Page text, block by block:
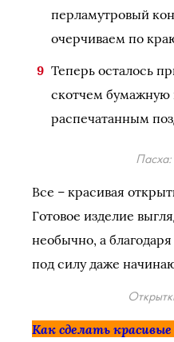
перламутровый
очерчиваем по
Теперь осталось
скотчем бумажную
распечатанным
Пасха:
Все – красивая
Готовое изделие
необычно, а
под силу даже
Как сделать